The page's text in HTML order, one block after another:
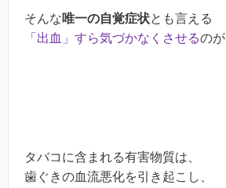
そんな唯一の自覚症状とも言える
「出血」すら気づかなくさせるのが
タバコに含まれる有害物質は、
歯ぐきの血流悪化を引き起こし、